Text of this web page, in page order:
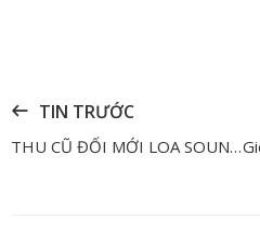
TIN TRƯỚC
THU CŨ ĐỔI MỚI LOA SOUNDBAR - JBL LÊN ĐỜI TRỢ GIÁ ĐẾN 3 TRIỆU VÀ NHIỀU QUÀ TẶNG HẤP DẪN